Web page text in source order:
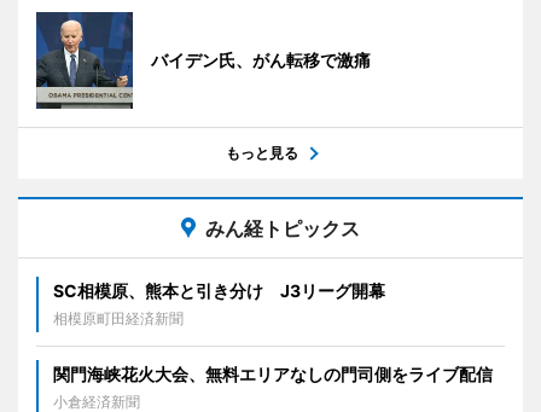
バイデン氏、がん転移で激痛
もっと見る
みん経トピックス
SC相模原、熊本と引き分け J3リーグ開幕
相模原町田経済新聞
関門海峡花火大会、無料エリアなしの門司側をライブ配信
小倉経済新聞